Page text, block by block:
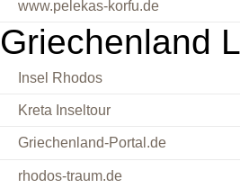
www.pelekas-korfu.de
Griechenland
Insel Rhodos
Kreta Inseltour
Griechenland-Portal.de
rhodos-traum.de